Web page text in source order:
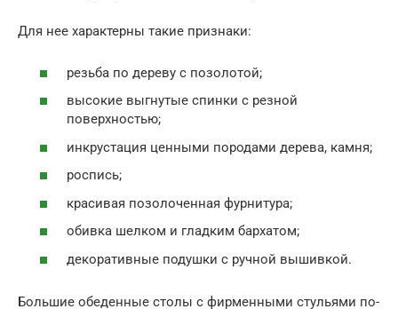
Для нее характерны такие признаки:
резьба по дереву с позолотой;
высокие выгнутые спинки с резной
поверхностью;
инкрустация ценными породами дерева, камня;
роспись;
красивая позолоченная фурнитура;
обивка шелком и гладким бархатом;
декоративные подушки с ручной вышивкой.
Большие обеденные столы с фирменными стульями по-